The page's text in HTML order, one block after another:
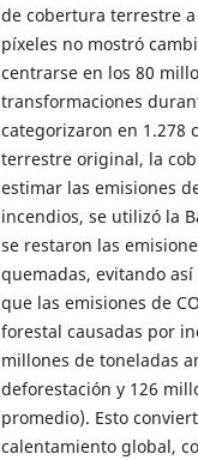
de cobertura terrestre
píxeles no mostró
centrarse en los 80
transformaciones
categorizaron en 1.278
terrestre original, la
estimar las emisiones
incendios, se utilizó la
se restaron las
quemadas, evitando
que las emisiones de
forestal causadas por
millones de toneladas
deforestación y 126
promedio). Esto
calentamiento global,